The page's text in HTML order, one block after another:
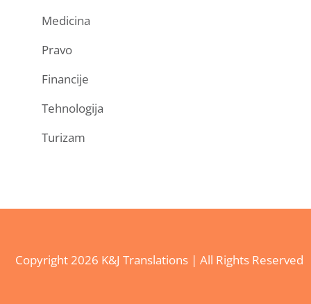
Medicina
Pravo
Financije
Tehnologija
Turizam
Copyright2026 K&J Translations | All Rights Reserved